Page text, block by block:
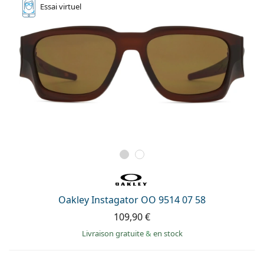
Essaivirtuel
Oakley Instagator OO 9514 07 58
109,90 €
Livraison gratuite& en stock